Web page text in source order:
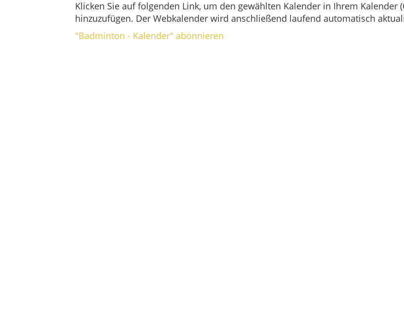
Klicken Sie auf folgenden Link, um den gewählten Kalender in Ihrem Kalender
hinzuzufügen. Der Webkalender wird anschließend laufend automatisch
"Badminton - Kalender" abonnieren